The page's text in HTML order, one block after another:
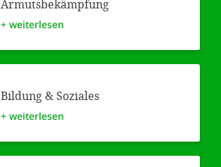
Armuts­bekämpfung
+ weiterlesen
Bildung & Soziales
+ weiterlesen